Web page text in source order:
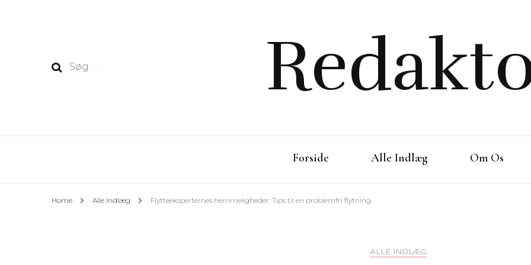
Søg
Forside Alle Indlæg Om Os
Home Alle Indlæg Flytteeksperternes hemmeligheder: Tips til en problemfri flytning
ALLE INDLÆG